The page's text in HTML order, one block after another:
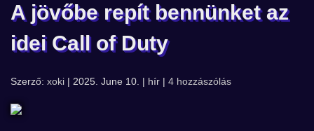
A jövőbe repít bennünket az
idei Call of Duty
Szerző: xoki | 2025. June 10. | hír | 4 hozzászólás